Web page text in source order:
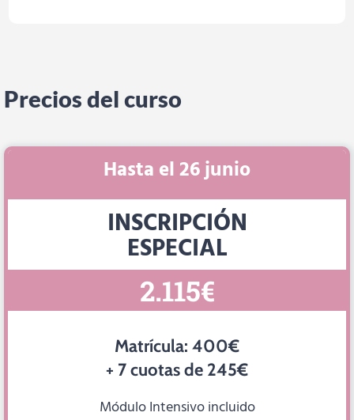
Precios del curso
Hasta el 26 junio
INSCRIPCIÓN
ESPECIAL
2.115€
Matrícula: 400€
+ 7 cuotas de 245€
Módulo Intensivo incluido